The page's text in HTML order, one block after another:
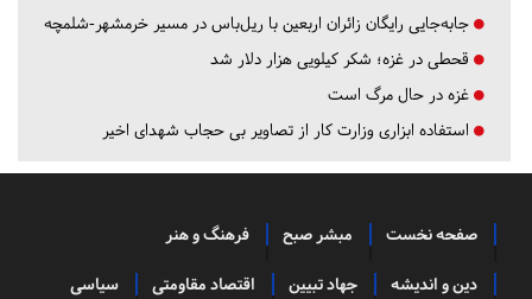
جابه‌جایی رایگان زائران اربعین با ریل‌باس در مسیر خرمشهر-شلمچه
قحطی در غزه؛ شکر کیلویی هزار دلار شد
غزه در حال مرگ است
استفاده ابزاری وزارت کار از تصاویر بی حجاب شهدای اخیر
صفحه نخست مبشر صبح فرهنگ و هنر
دین و اندیشه جهاد تبیین اقتصاد مقاومتی سیاسی